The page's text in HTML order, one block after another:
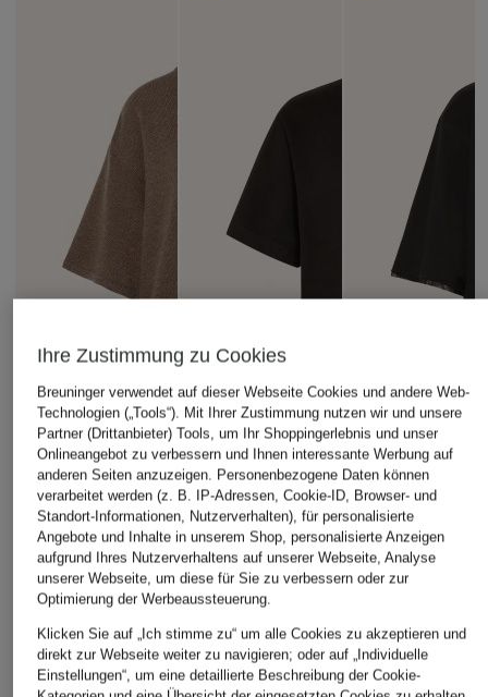
by Aylin Koenig
Oversized-Pullover
LUCA
259,99 €
+Aktionsrabatt
On
T-Shirt CLUB T-
RHYTHM
BOSS
T-Shirt EPLIETE
Ihre Zustimmung zu Cookies
Breuninger verwendet auf dieser Webseite Cookies und andere Web-
Technologien („Tools“). Mit Ihrer Zustimmung nutzen wir und unsere
Partner (Drittanbieter) Tools, um Ihr Shoppingerlebnis und unser
Onlineangebot zu verbessern und Ihnen interessante Werbung auf
anderen Seiten anzuzeigen. Personenbezogene Daten können
verarbeitet werden (z. B. IP-Adressen, Cookie-ID, Browser- und
Standort-Informationen, Nutzerverhalten), für personalisierte
Angebote und Inhalte in unserem Shop, personalisierte Anzeigen
aufgrund Ihres Nutzerverhaltens auf unserer Webseite, Analyse
unserer Webseite, um diese für Sie zu verbessern oder zur
Optimierung der Werbeaussteuerung.
Klicken Sie auf „Ich stimme zu“ um alle Cookies zu akzeptieren und
direkt zur Webseite weiter zu navigieren; oder auf „Individuelle
Einstellungen“, um eine detaillierte Beschreibung der Cookie-